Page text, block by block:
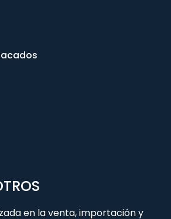
en la venta, importación y